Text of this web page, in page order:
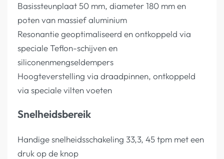
Basissteunplaat 50 mm, diameter 180 mm en
poten van massief aluminium
Resonantie geoptimaliseerd en ontkoppeld via
speciale Teflon-schijven en
siliconenmengseldempers
Hoogteverstelling via draadpinnen, ontkoppeld
via speciale vilten voeten
Snelheidsbereik
Handige snelheidsschakeling 33,3, 45 tpm met een
druk op de knop